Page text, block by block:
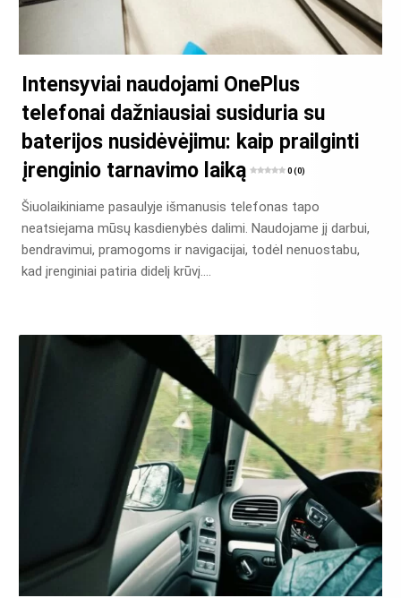
Intensyviai naudojami OnePlus
telefonai dažniausiai susiduria su
baterijos nusidėvėjimu: kaip prailginti
įrenginio tarnavimo laiką
0 (0)
Šiuolaikiniame pasaulyje išmanusis telefonas tapo
neatsiejama mūsų kasdienybės dalimi. Naudojame jį darbui,
bendravimui, pramogoms ir navigacijai, todėl nenuostabu,
kad įrenginiai patiria didelį krūvį….